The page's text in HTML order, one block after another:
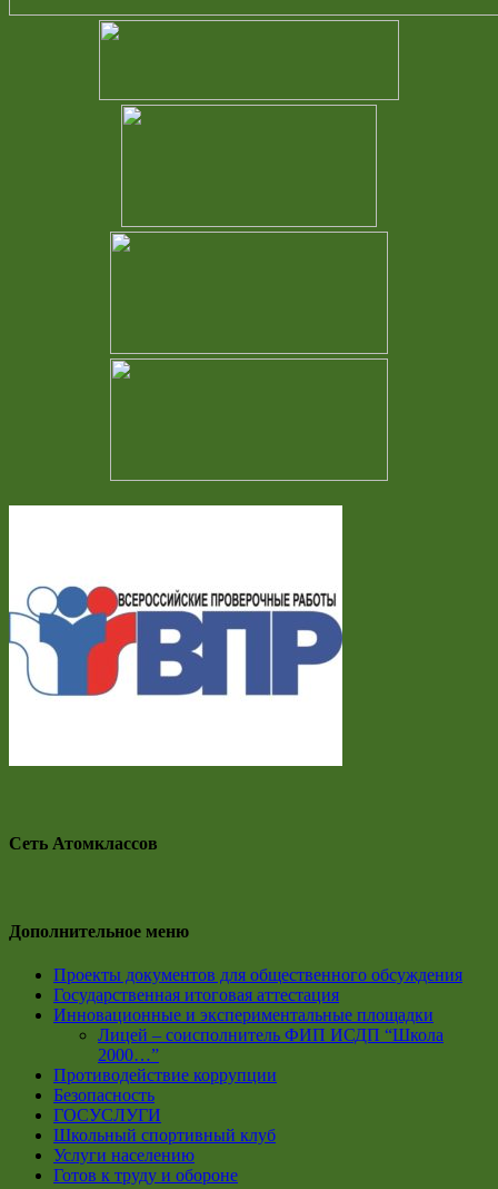
Сеть Атомклассов
Дополнительное меню
Проекты документов для общественного обсуждения
Государственная итоговая аттестация
Инновационные и экспериментальные площадки
Лицей – соисполнитель ФИП ИСДП “Школа
2000…”
Противодействие коррупции
Безопасность
ГОСУСЛУГИ
Школьный спортивный клуб
Услуги населению
Готов к труду и обороне